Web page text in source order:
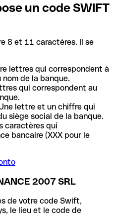
un code SWIFT
8 et 11 caractères. Il se
lettres qui correspondent à
de la banque.
qui correspondent au
lettre et un chiffre qui
siège social de la banque.
caractères qui
bancaire (XXX pour le
2007 SRL
de votre code Swift,
le lieu et le code de